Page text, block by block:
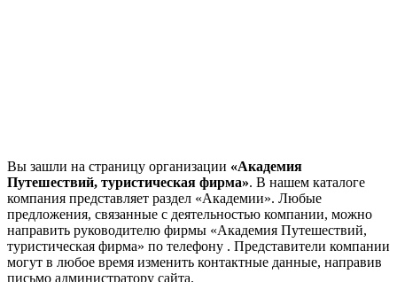
Вы зашли на страницу организации «Академия
Путешествий, туристическая фирма». В нашем каталоге
компания представляет раздел «Академии». Любые
предложения, связанные с деятельностью компании, можно
направить руководителю фирмы «Академия Путешествий,
туристическая фирма» по телефону . Представители компании
могут в любое время изменить контактные данные, направив
письмо администратору сайта.